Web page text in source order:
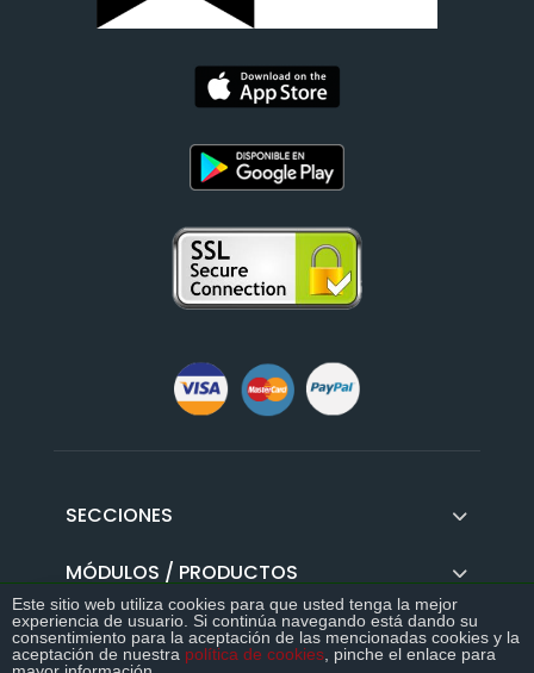
SECCIONES
MÓDULOS / PRODUCTOS
GUIAS >>
DESCÁRGATE LA GUÍA DEFINITIVA DEL
Este sitio web utiliza cookies para que usted tenga la mejor
experiencia de usuario. Si continúa navegando está dando su
consentimiento para la aceptación de las mencionadas cookies y la
aceptación de nuestra política de cookies , pinche el enlace para